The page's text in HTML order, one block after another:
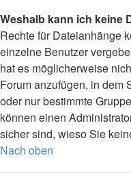
Weshalb kann ich keine
Rechte für Dateianhänge
einzelne Benutzer
hat es möglicherweise
Forum anzufügen, in dem
oder nur bestimmte
können einen
sicher sind, wieso Sie
Nach oben